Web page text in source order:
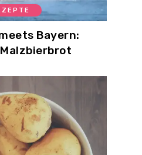
Bayern: